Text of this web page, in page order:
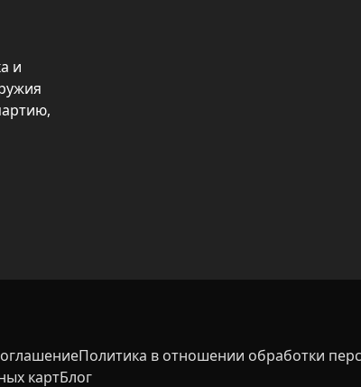
и
Политика в отношении обработки
картБлог